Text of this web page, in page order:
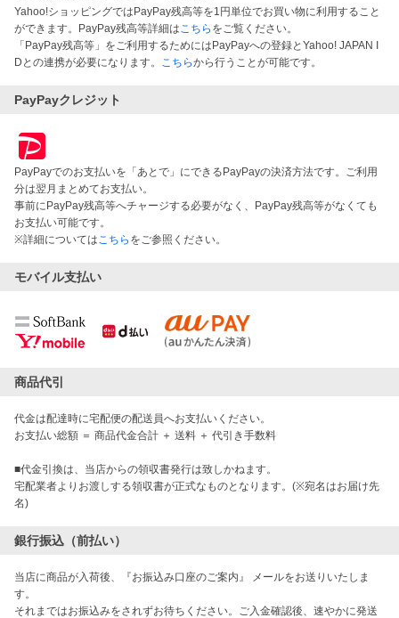
Yahoo!ショッピングではPayPay残高等を1円単位でお買い物に利用すること
ができます。PayPay残高等詳細はこちら をご覧ください。
「PayPay残高等」をご利用するためにはPayPayへの登録とYahoo! JAPAN I
Dとの連携が必要になります。 こちらから行うことが可能です。
PayPayクレジット
PayPayでのお支払いを「あとで」にできるPayPayの決済方法です。ご利用
分は翌月まとめてお支払い。
事前にPayPay残高等へチャージする必要がなく、PayPay残高等がなくても
お支払い可能です。
※詳細についてはこちら をご参照ください。
モバイル支払い
商品代引
代金は配達時に宅配便の配送員へお支払いください。
お支払い総額 ＝ 商品代金合計 ＋ 送料 ＋ 代引き手数料
■代金引換は、当店からの領収書発行は致しかねます。
宅配業者よりお渡しする領収書が正式なものとなります。(※宛名はお届け先
名)
銀行振込（前払い）
当店に商品が入荷後、『お振込み口座のご案内』 メールをお送りいたしま
す。
それまではお振込みをされずお待ちください。ご入金確認後、速やかに発送